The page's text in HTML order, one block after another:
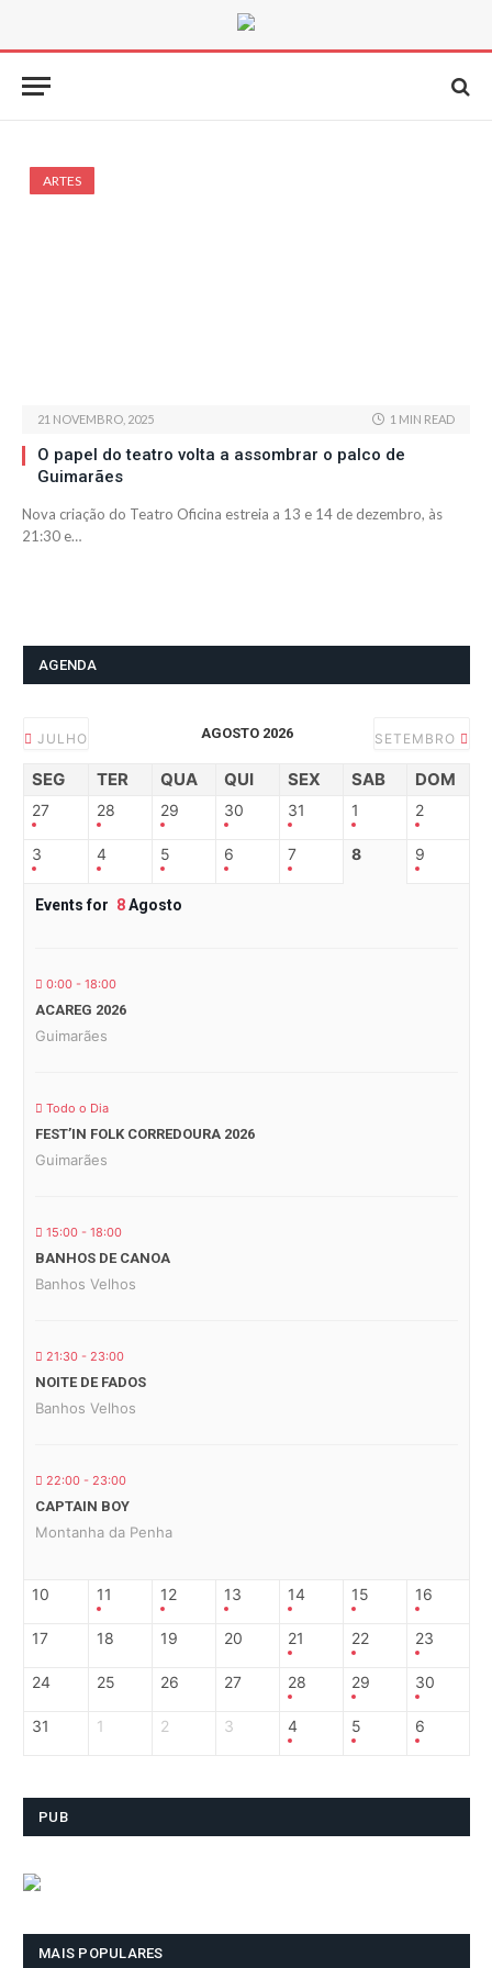
ARTES
21 NOVEMBRO, 2025 1 MIN READ
O papel do teatro volta a assombrar o palco de
Guimarães
Nova criação do Teatro Oficina estreia a 13 e 14 de dezembro, às
21:30 e…
AGENDA
JULHO AGOSTO 2026 SETEMBRO
SEG TER QUA QUI SEX SAB DOM
27 28 29 30 31 1 2
3 4 5 6 7 8 9
Events for 8Agosto
0:00 - 18:00
ACAREG 2026
Guimarães
Todo o Dia
FEST’IN FOLK CORREDOURA 2026
Guimarães
15:00 - 18:00
BANHOS DE CANOA
Banhos Velhos
21:30 - 23:00
NOITE DE FADOS
Banhos Velhos
22:00 - 23:00
CAPTAIN BOY
Montanha da Penha
10 11 12 13 14 15 16
17 18 19 20 21 22 23
24 25 26 27 28 29 30
31 1 2 3 4 5 6
PUB
MAIS POPULARES